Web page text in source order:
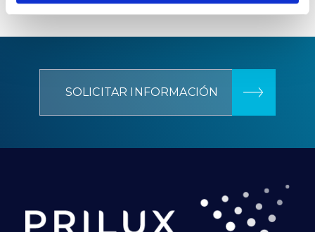
SOLICITAR INFORMACIÓN